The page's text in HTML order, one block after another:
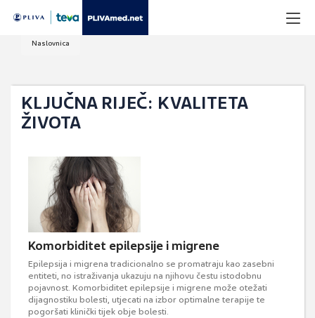
Naslovnica
KLJUČNA RIJEČ: KVALITETA
ŽIVOTA
Komorbiditet epilepsije i migrene
Epilepsija i migrena tradicionalno se promatraju kao zasebni
entiteti, no istraživanja ukazuju na njihovu čestu istodobnu
pojavnost. Komorbiditet epilepsije i migrene može otežati
dijagnostiku bolesti, utjecati na izbor optimalne terapije te
pogoršati klinički tijek obje bolesti.